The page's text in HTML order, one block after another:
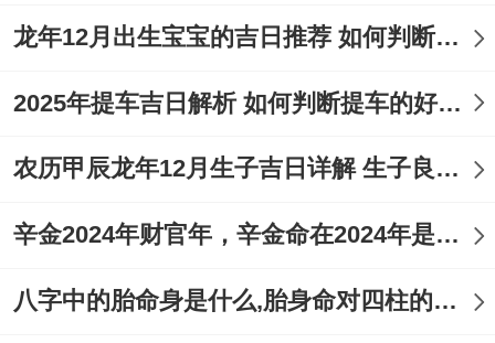
龙年12月出生宝宝的吉日推荐 如何判断吉日是否适合宝宝
2025年提车吉日解析 如何判断提车的好日子
农历甲辰龙年12月生子吉日详解 生子良辰的影响因素
辛金2024年财官年，辛金命在2024年是财官年还是财印年
八字中的胎命身是什么,胎身命对四柱的影响